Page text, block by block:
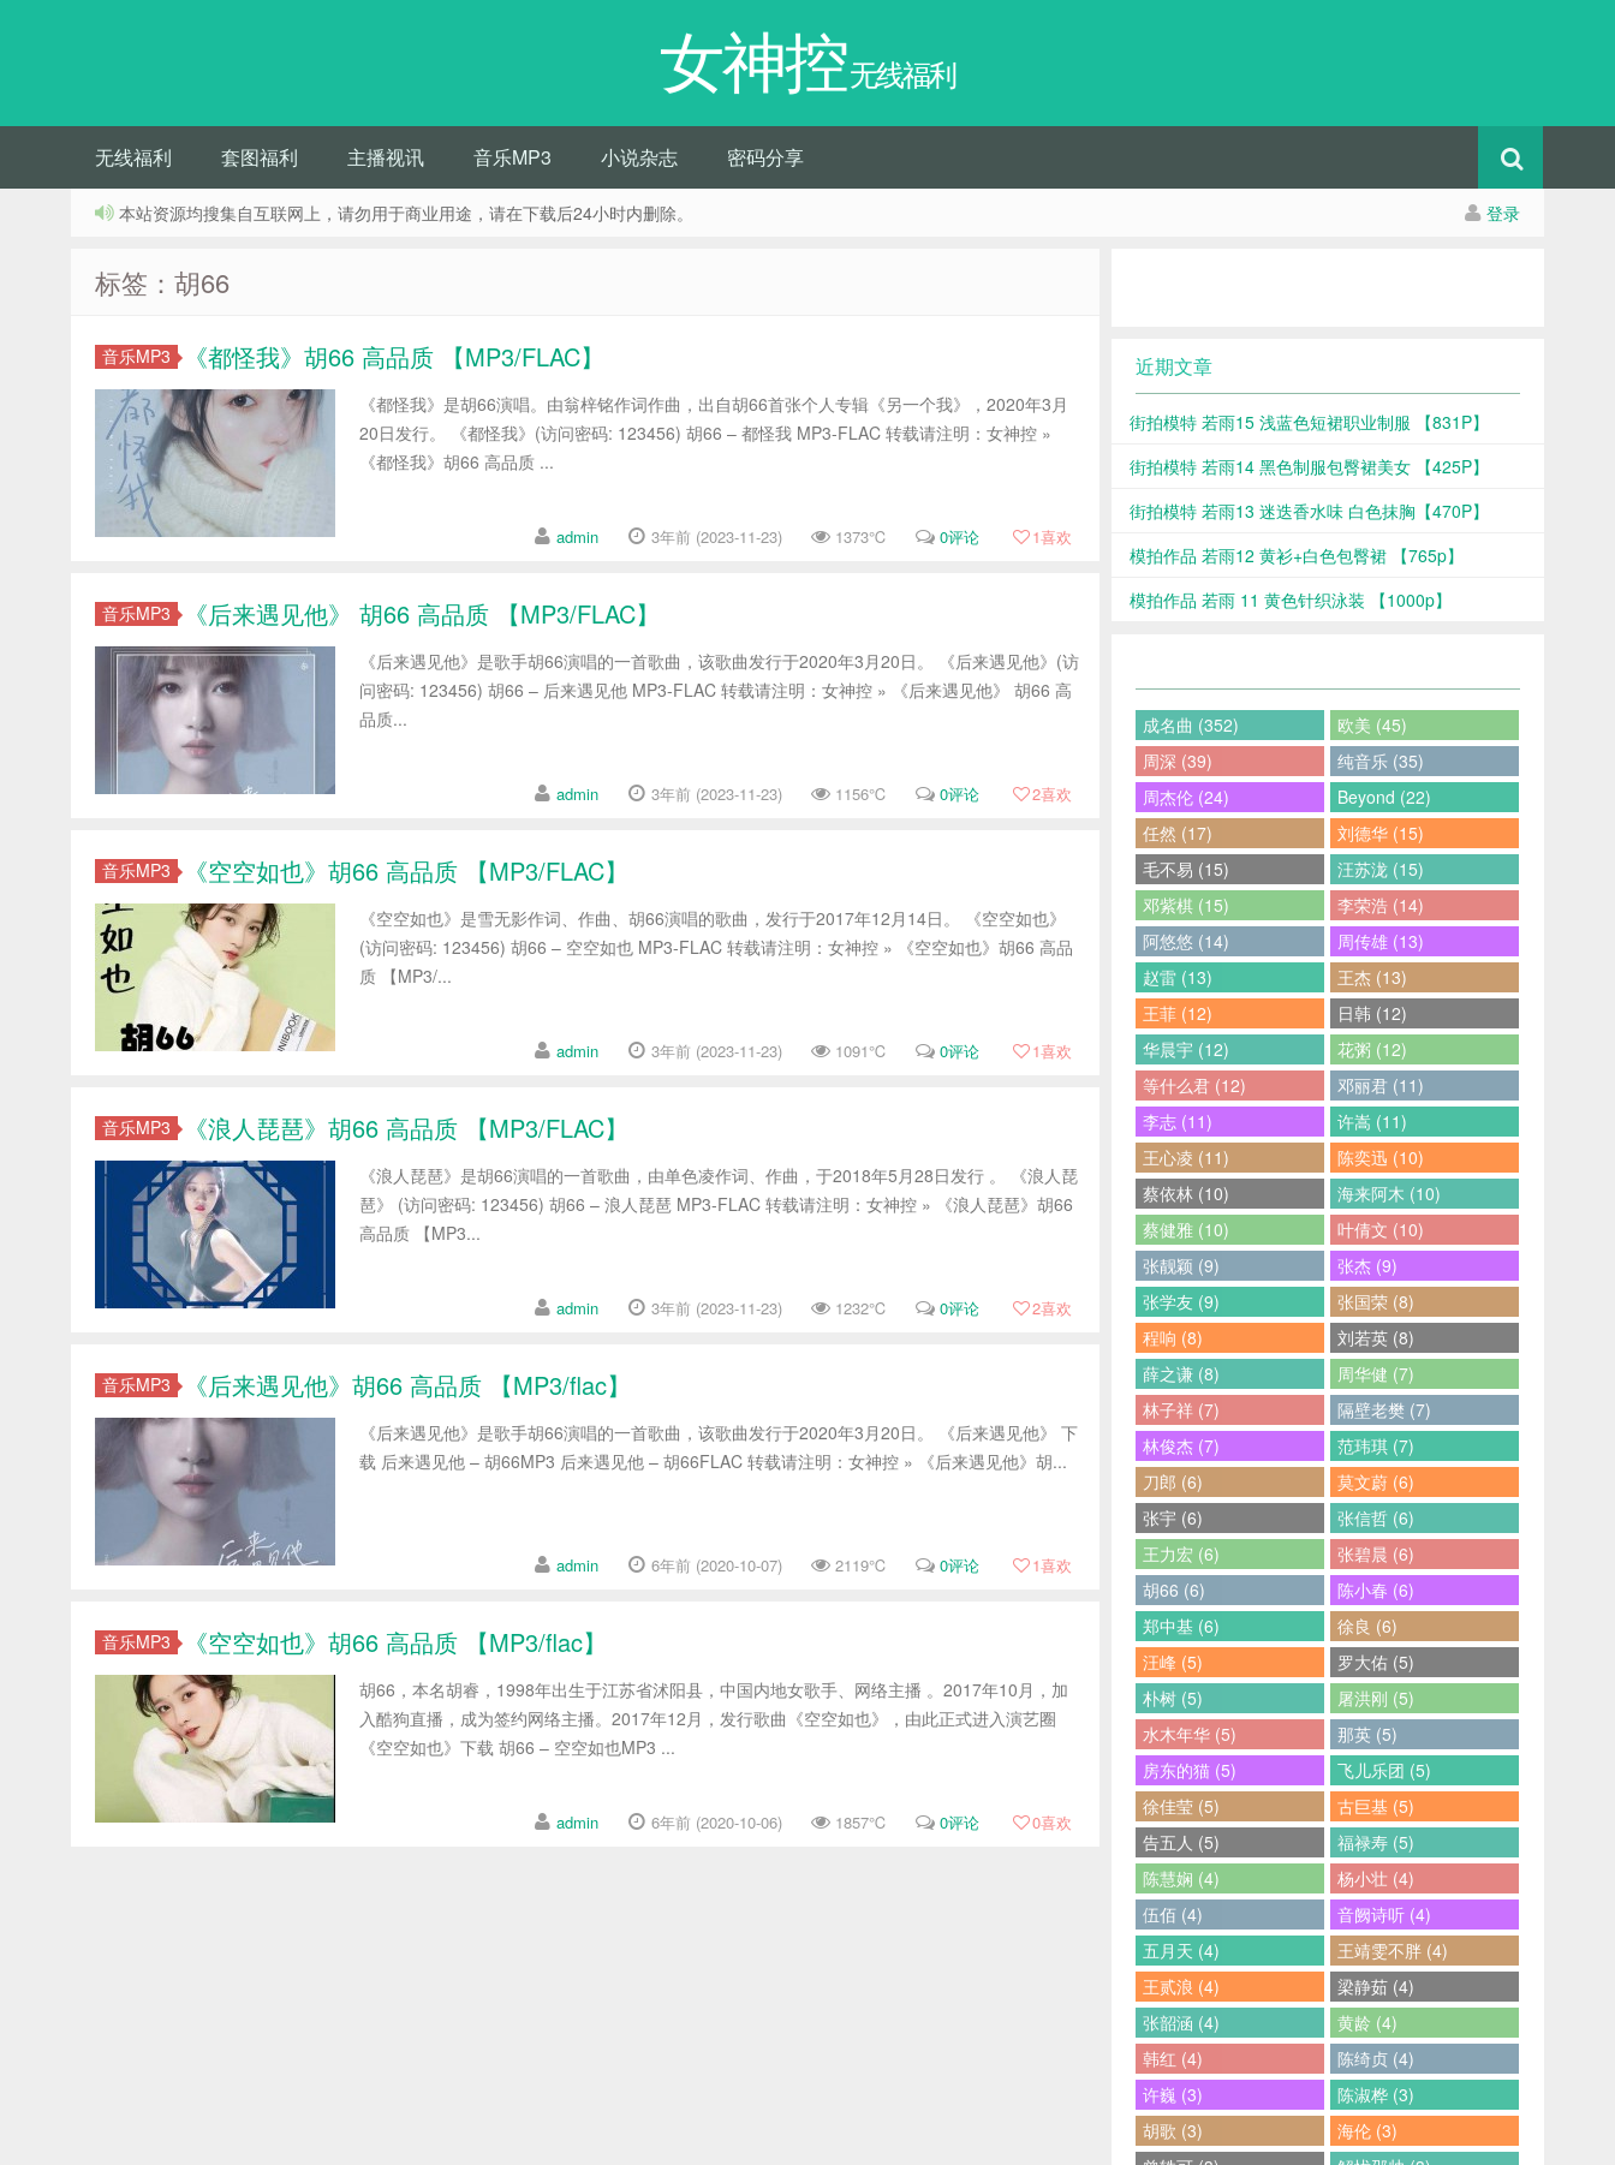
女神控无线福利
无线福利 套图福利 主播视讯 音乐MP3 小说杂志 密码分享
登录
本站资源均搜集自互联网上，请勿用于商业用途，请在下载后24小时内删除。
标签：胡66
音乐MP3 《都怪我》胡66 高品质 【MP3/FLAC】
《都怪我》是胡66演唱。由翁梓铭作词作曲，出自胡66首张个人专辑《另一个我》，2020年3月
20日发行。 《都怪我》(访问密码: 123456) 胡66 – 都怪我 MP3-FLAC 转载请注明：女神控 »
《都怪我》胡66 高品质 ...
admin 3年前 (2023-11-23) 1373℃ 0评论 1喜欢
音乐MP3 《后来遇见他》 胡66 高品质 【MP3/FLAC】
《后来遇见他》是歌手胡66演唱的一首歌曲，该歌曲发行于2020年3月20日。 《后来遇见他》(访
问密码: 123456) 胡66 – 后来遇见他 MP3-FLAC 转载请注明：女神控 » 《后来遇见他》 胡66 高
品质...
admin 3年前 (2023-11-23) 1156℃ 0评论 2喜欢
音乐MP3 《空空如也》胡66 高品质 【MP3/FLAC】
《空空如也》是雪无影作词、作曲、胡66演唱的歌曲，发行于2017年12月14日。 《空空如也》
(访问密码: 123456) 胡66 – 空空如也 MP3-FLAC 转载请注明：女神控 » 《空空如也》胡66 高品
质 【MP3/...
admin 3年前 (2023-11-23) 1091℃ 0评论 1喜欢
音乐MP3 《浪人琵琶》胡66 高品质 【MP3/FLAC】
《浪人琵琶》是胡66演唱的一首歌曲，由单色凌作词、作曲，于2018年5月28日发行 。 《浪人琵
琶》 (访问密码: 123456) 胡66 – 浪人琵琶 MP3-FLAC 转载请注明：女神控 » 《浪人琵琶》胡66
高品质 【MP3...
admin 3年前 (2023-11-23) 1232℃ 0评论 2喜欢
音乐MP3 《后来遇见他》胡66 高品质 【MP3/flac】
《后来遇见他》是歌手胡66演唱的一首歌曲，该歌曲发行于2020年3月20日。 《后来遇见他》 下
载 后来遇见他 – 胡66MP3 后来遇见他 – 胡66FLAC 转载请注明：女神控 » 《后来遇见他》胡...
admin 6年前 (2020-10-07) 2119℃ 0评论 1喜欢
音乐MP3 《空空如也》胡66 高品质 【MP3/flac】
胡66，本名胡睿，1998年出生于江苏省沭阳县，中国内地女歌手、网络主播 。2017年10月，加
入酷狗直播，成为签约网络主播。2017年12月，发行歌曲《空空如也》，由此正式进入演艺圈
《空空如也》下载 胡66 – 空空如也MP3 ...
admin 6年前 (2020-10-06) 1857℃ 0评论 0喜欢
近期文章
街拍模特 若雨15 浅蓝色短裙职业制服 【831P】
街拍模特 若雨14 黑色制服包臀裙美女 【425P】
街拍模特 若雨13 迷迭香水味 白色抹胸【470P】
模拍作品 若雨12 黄衫+白色包臀裙 【765p】
模拍作品 若雨 11 黄色针织泳装 【1000p】
成名曲 (352)
欧美 (45)
周深 (39)
纯音乐 (35)
周杰伦 (24)
Beyond (22)
任然 (17)
刘德华 (15)
毛不易 (15)
汪苏泷 (15)
邓紫棋 (15)
李荣浩 (14)
阿悠悠 (14)
周传雄 (13)
赵雷 (13)
王杰 (13)
王菲 (12)
日韩 (12)
华晨宇 (12)
花粥 (12)
等什么君 (12)
邓丽君 (11)
李志 (11)
许嵩 (11)
王心凌 (11)
陈奕迅 (10)
蔡依林 (10)
海来阿木 (10)
蔡健雅 (10)
叶倩文 (10)
张靓颖 (9)
张杰 (9)
张学友 (9)
张国荣 (8)
程响 (8)
刘若英 (8)
薛之谦 (8)
周华健 (7)
林子祥 (7)
隔壁老樊 (7)
林俊杰 (7)
范玮琪 (7)
刀郎 (6)
莫文蔚 (6)
张宇 (6)
张信哲 (6)
王力宏 (6)
张碧晨 (6)
胡66 (6)
陈小春 (6)
郑中基 (6)
徐良 (6)
汪峰 (5)
罗大佑 (5)
朴树 (5)
屠洪刚 (5)
水木年华 (5)
那英 (5)
房东的猫 (5)
飞儿乐团 (5)
徐佳莹 (5)
古巨基 (5)
告五人 (5)
福禄寿 (5)
陈慧娴 (4)
杨小壮 (4)
伍佰 (4)
音阙诗听 (4)
五月天 (4)
王靖雯不胖 (4)
王贰浪 (4)
梁静茹 (4)
张韶涵 (4)
黄龄 (4)
韩红 (4)
陈绮贞 (4)
许巍 (3)
陈淑桦 (3)
胡歌 (3)
海伦 (3)